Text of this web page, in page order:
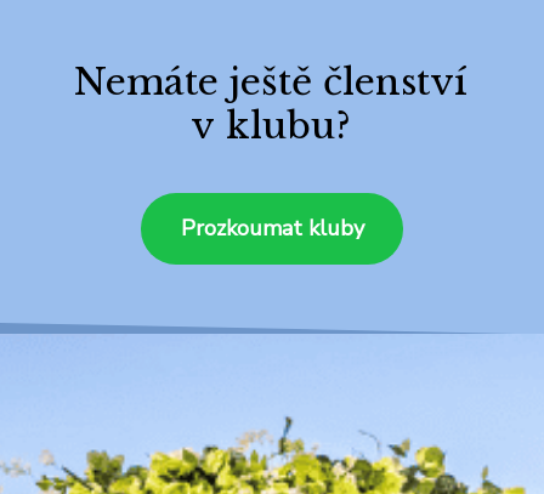
Nemáte ještě členství
v klubu?
Prozkoumat kluby